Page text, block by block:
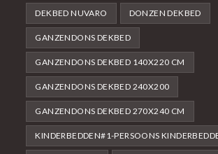
DEKBED NUVARO DONZEN DEKBED
GANZENDONS DEKBED
GANZENDONS DEKBED 140X220 CM
GANZENDONS DEKBED 240X200
GANZENDONS DEKBED 270X240 CM
KINDERBEDDEN#1-PERSOONS